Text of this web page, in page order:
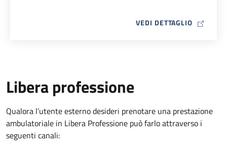
VEDI DETTAGLIO MAP ICON
Libera professione
Qualora l’utente esterno desideri prenotare una prestazione
ambulatoriale in Libera Professione può farlo attraverso i
seguenti canali: